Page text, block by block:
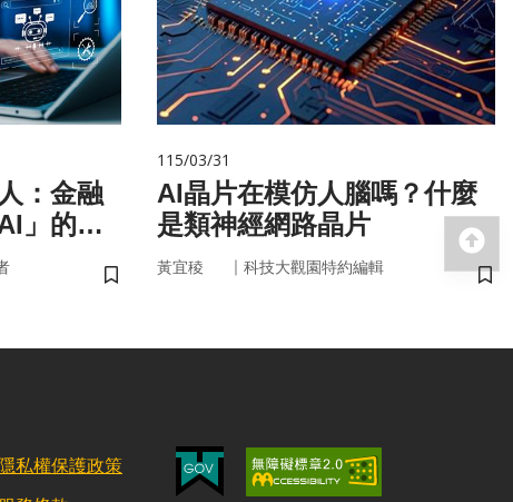
：金融
」的新
儲存書籤
115/03/31
AI晶片在模仿人腦嗎？什麼
是類神經網路晶片
黃宜稜 ｜ 科技大觀園特約編輯
儲
隱私權保護政策